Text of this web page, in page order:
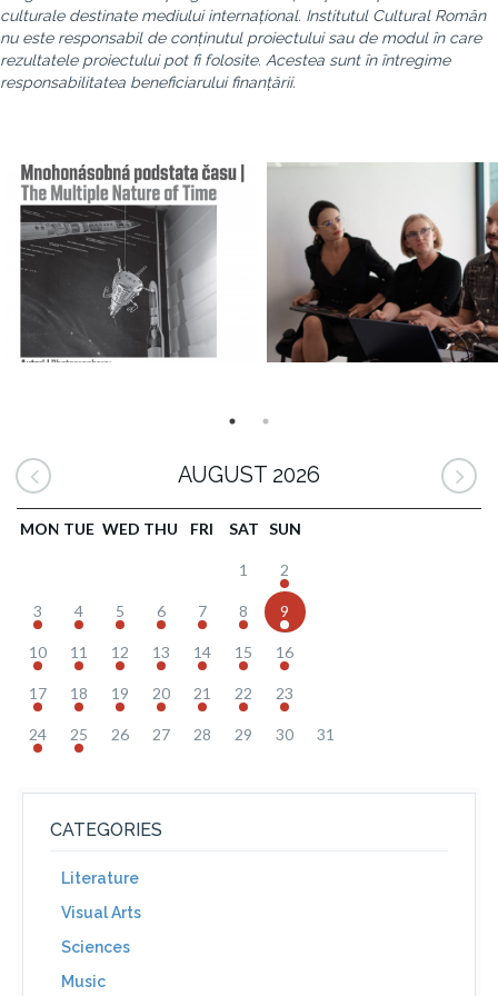
culturale destinate mediului internațional. Institutul Cultural Român
nu este responsabil de conținutul proiectului sau de modul în care
rezultatele proiectului pot fi folosite. Acestea sunt în întregime
responsabilitatea beneficiarului finanțării.
AUGUST 2026
MON TUE WED THU FRI SAT SUN
1 2
3 4 5 6 7 8 9
10 11 12 13 14 15 16
17 18 19 20 21 22 23
24 25 26 27 28 29 30 31
CATEGORIES
Literature
Visual Arts
Sciences
Music